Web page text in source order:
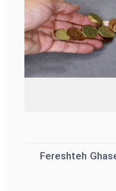
Fereshteh